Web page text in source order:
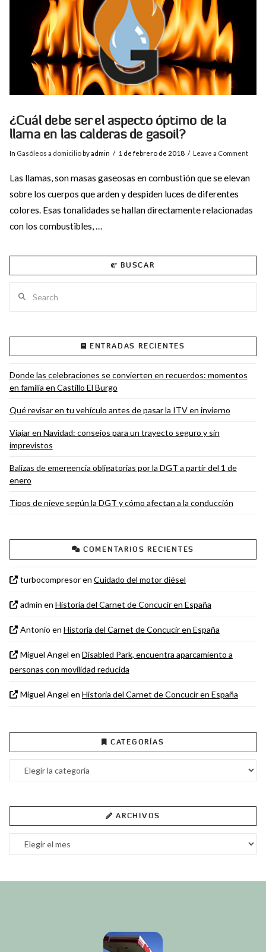
VIEW POST
¿Cuál debe ser el aspecto óptimo de la
llama en las calderas de gasoil?
In Gasóleos a domicilioby admin 1 de febrero de 2018 Leave a Comment
Las llamas, son masas gaseosas en combustión que se elevan
sobre los cuerpos que arden y despiden luces de diferentes
colores. Esas tonalidades se hallan directamente relacionadas
con los combustibles, …
BUSCAR
ENTRADAS RECIENTES
Donde las celebraciones se convierten en recuerdos: momentos
en familia en Castillo El Burgo
Qué revisar en tu vehículo antes de pasar la ITV en invierno
Viajar en Navidad: consejos para un trayecto seguro y sin
imprevistos
Balizas de emergencia obligatorias por la DGT a partir del 1 de
enero
Tipos de nieve según la DGT y cómo afectan a la conducción
COMENTARIOS RECIENTES
turbocompresoren Cuidado del motor diésel
admin en Historia del Carnet de Concucir en España
Antonio en Historia del Carnet de Concucir en España
Miguel Angel en Disabled Park, encuentra aparcamiento a
personas con movilidad reducida
Miguel Angel en Historia del Carnet de Concucir en España
CATEGORÍAS
Categorías
ARCHIVOS
Archivos